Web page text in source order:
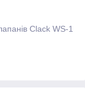
Clack WS-1